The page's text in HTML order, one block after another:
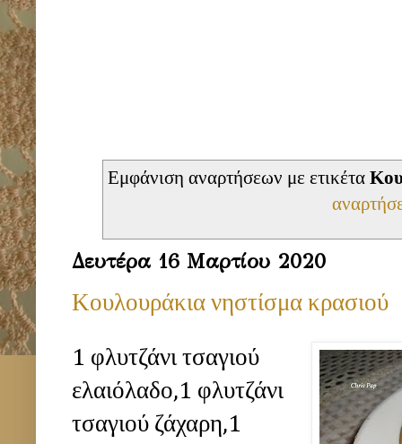
Εμφάνιση αναρτήσεων με ετικέτα
Δευτέρα 16 Μαρτίου 2020
Κουλουράκια νηστίσμα κρασιού
1 φλυτζάνι τσαγιού
ελαιόλαδο,1 φλυτζάνι
τσαγιού ζάχαρη,1